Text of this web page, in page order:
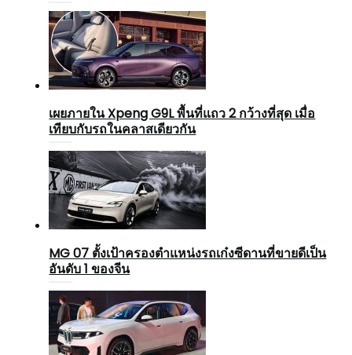
เผยภายใน Xpeng G9L พื้นที่แถว 2 กว้างที่สุด เมื่อ
เทียบกับรถในคลาสเดียวกัน
MG 07 ตั้งเป้าครองตำแหน่งรถเก๋งซีดานที่ขายดีเป็น
อันดับ 1 ของจีน